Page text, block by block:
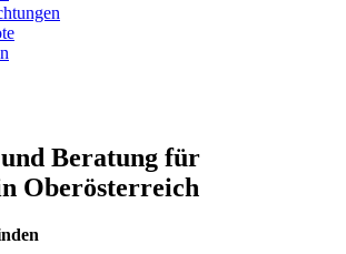
Beratung für
Oberösterreich